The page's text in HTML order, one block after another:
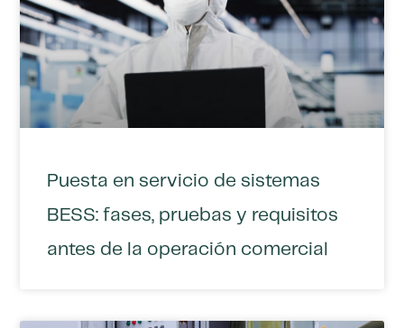
Puesta en servicio de sistemas
BESS: fases, pruebas y requisitos
antes de la operación comercial